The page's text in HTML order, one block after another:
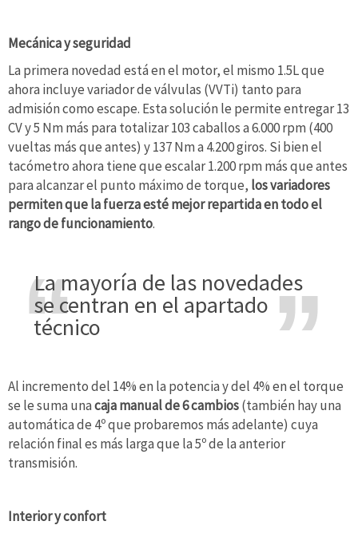
Mecánica y seguridad
La primera novedad está en el motor, el mismo 1.5L que
ahora incluye variador de válvulas (VVTi) tanto para
admisión como escape. Esta solución le permite entregar 13
CV y 5 Nm más para totalizar 103 caballos a 6.000 rpm (400
vueltas más que antes) y 137 Nm a 4.200 giros. Si bien el
tacómetro ahora tiene que escalar 1.200 rpm más que antes
para alcanzar el punto máximo de torque, los variadores
permiten que la fuerza esté mejor repartida en todo el
rango de funcionamiento.
La mayoría de las novedades
se centran en el apartado
técnico
Al incremento del 14% en la potencia y del 4% en el torque
se le suma unacaja manual de 6 cambios(también hay una
automática de 4º que probaremos más adelante) cuya
relación final es más larga que la 5º de la anterior
transmisión.
Interior y confort